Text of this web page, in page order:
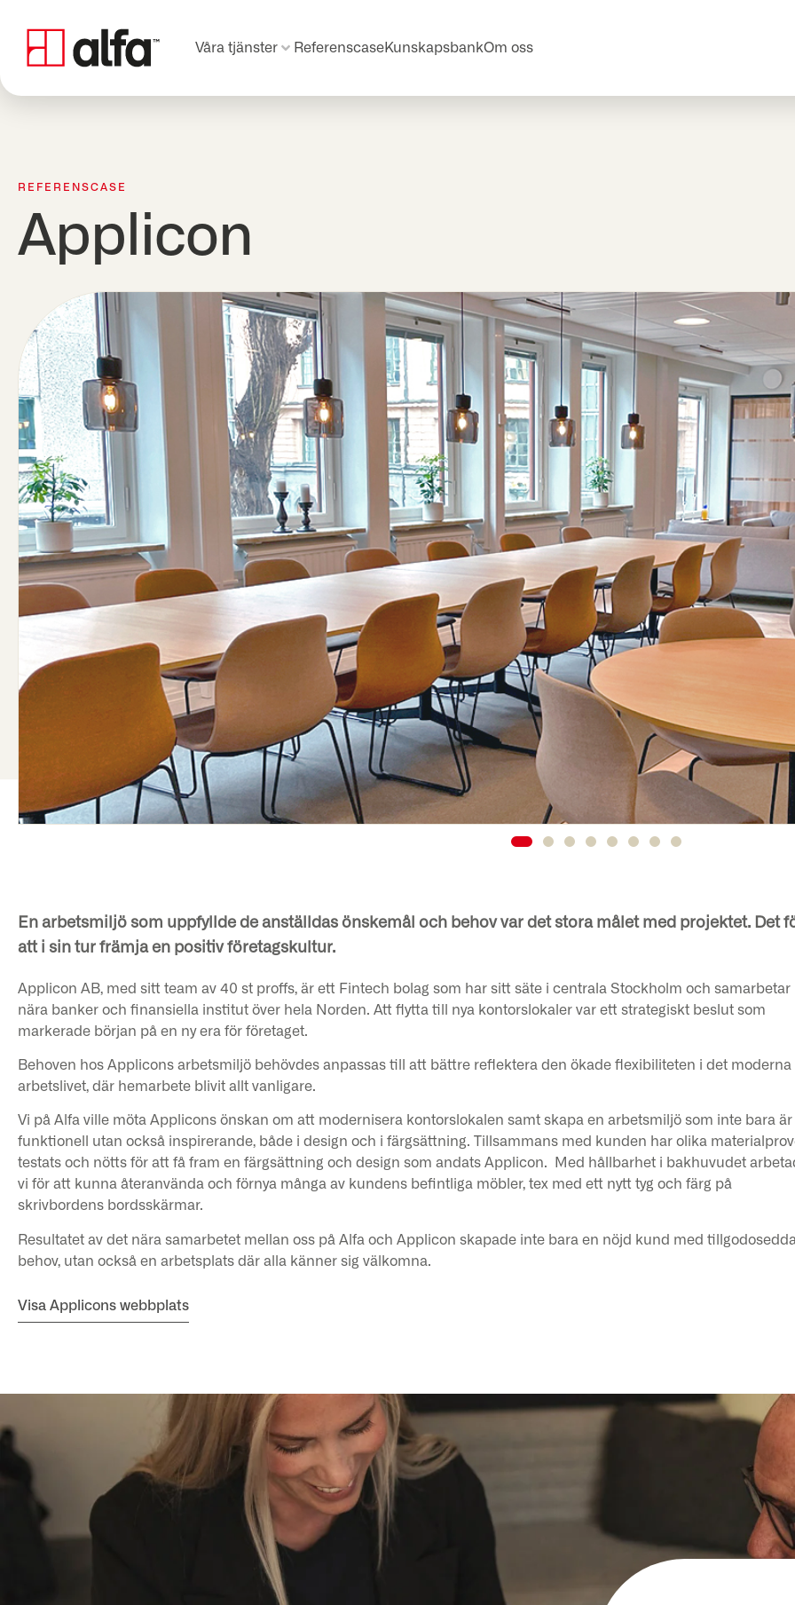
Våra tjänster ReferenscaseKunskapsbankOm oss
REFERENSCASE
Applicon
En arbetsmiljö som uppfyllde de anställdas önskemål och behov var det stora målet med projektet. Det
att i sin tur främja en positiv företagskultur.
Applicon AB, med sitt team av 40 st proffs, är ett Fintech bolag som har sitt säte i centrala Stockholm och samarbetar
nära banker och finansiella institut över hela Norden. Att flytta till nya kontorslokaler var ett strategiskt beslut som
markerade början på en ny era för företaget.
Behoven hos Applicons arbetsmiljö behövdes anpassas till att bättre reflektera den ökade flexibiliteten i det moderna
arbetslivet, där hemarbete blivit allt vanligare.
Vi på Alfa ville möta Applicons önskan om att modernisera kontorslokalen samt skapa en arbetsmiljö som inte bara är
funktionell utan också inspirerande, både i design och i färgsättning. Tillsammans med kunden har olika
testats och nötts för att få fram en färgsättning och design som andats Applicon. Med hållbarhet i bakhuvudet
vi för att kunna återanvända och förnya många av kundens befintliga möbler, tex med ett nytt tyg och färg på
skrivbordens bordsskärmar.
Resultatet av det nära samarbetet mellan oss på Alfa och Applicon skapade inte bara en nöjd kund med
behov, utan också en arbetsplats där alla känner sig välkomna.
Visa Applicons webbplats